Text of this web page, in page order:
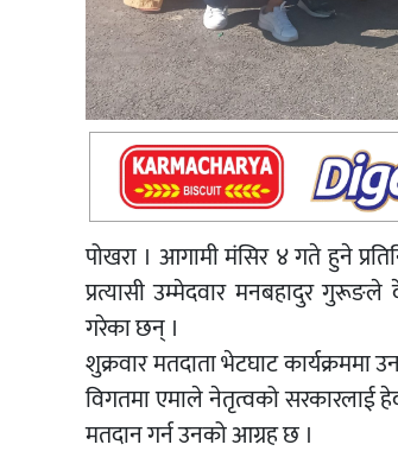
पोखरा । आगामी मंसिर ४ गते हुने
प्रत्यासी उम्मेदवार मनबहादुर
गरेका छन् ।
शुक्रवार मतदाता भेटघाट कार्यक्रममा
विगतमा एमाले नेतृत्वको सरकारलाई
मतदान गर्न उनको आग्रह छ ।